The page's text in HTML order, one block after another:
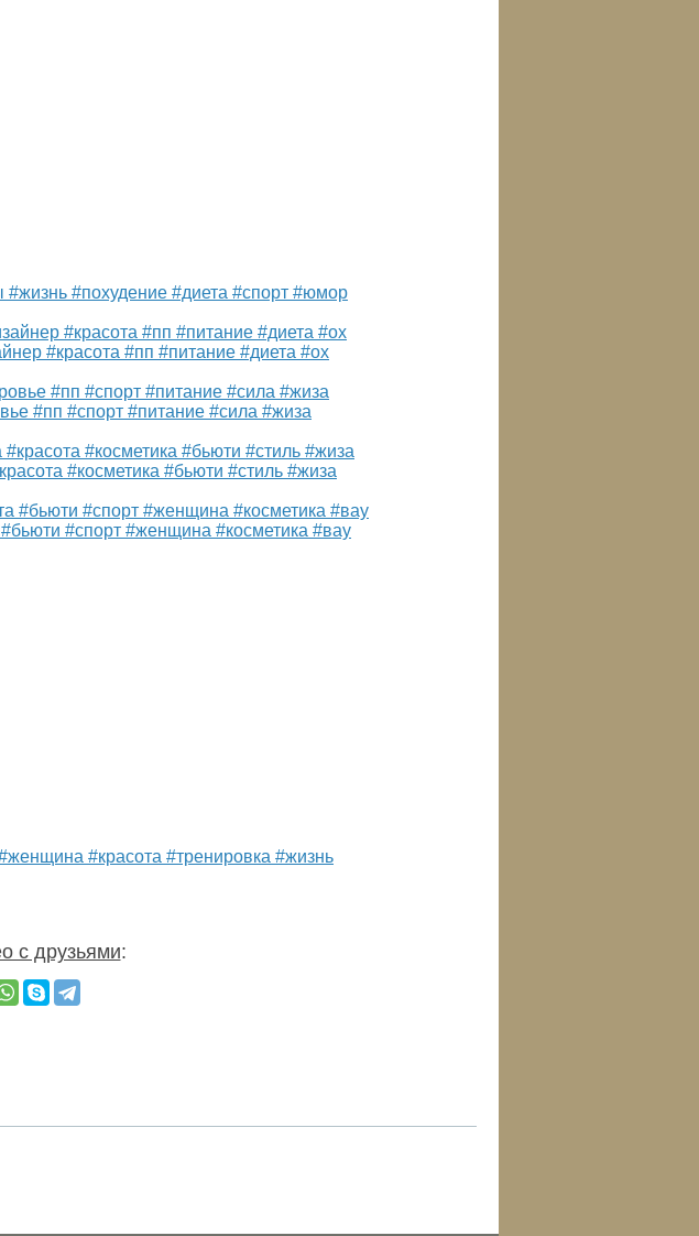
#похудение #диета #спорт #юмор
#красота #пп #питание #диета #ох
#пп #спорт #питание #сила #жиза
#косметика #бьюти #стиль #жиза
#спорт #женщина #косметика #вау
#красота #тренировка #жизнь
с друзьями: